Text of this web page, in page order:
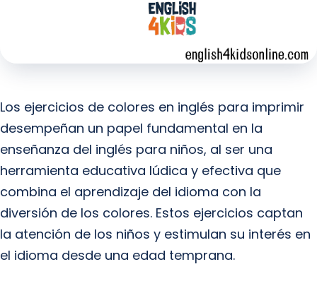
Los ejercicios de colores en inglés para imprimir
desempeñan un papel fundamental en la
enseñanza del inglés para niños, al ser una
herramienta educativa lúdica y efectiva que
combina el aprendizaje del idioma con la
diversión de los colores. Estos ejercicios captan
la atención de los niños y estimulan su interés en
el idioma desde una edad temprana.